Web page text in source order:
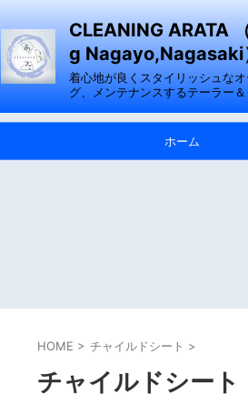
CLEANING ARATA
g Nagayo,Nagasaki
着心地が良くスタイリッシュな
グ、メンテナンスするテーラー
ホーム
HOME > チャイルドシート >
チャイルドシート